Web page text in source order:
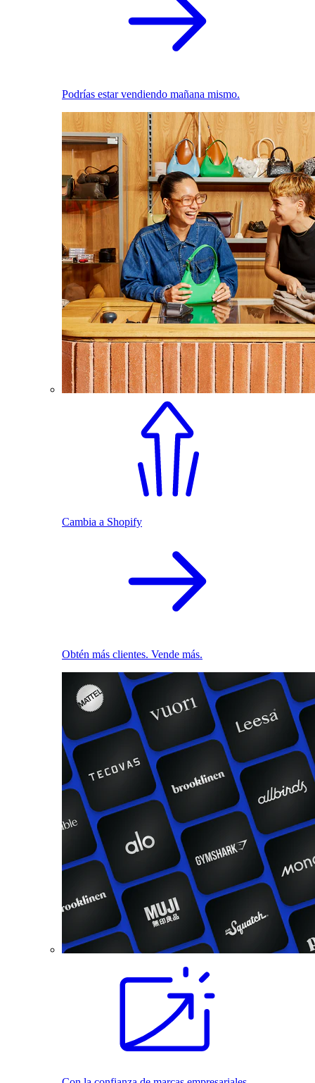
Podrías estar vendiendo mañana mismo.
Cambia a Shopify
Obtén más clientes. Vende más.